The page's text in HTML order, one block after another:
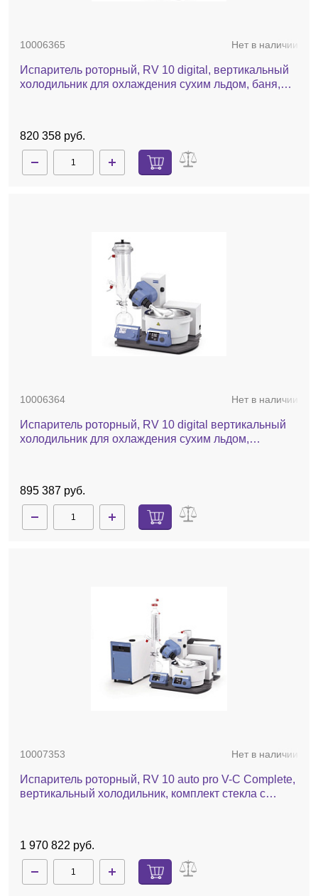
10006365 Нет в наличии
Испаритель роторный, RV 10 digital, вертикальный
холодильник для охлаждения сухим льдом, баня,
820 358 руб.
10006364 Нет в наличии
Испаритель роторный, RV 10 digital вертикальный
холодильник для охлаждения сухим льдом,
895 387 руб.
10007353 Нет в наличии
Испаритель роторный, RV 10 auto pro V-C Complete,
вертикальный холодильник, комплект стекла с
1 970 822 руб.